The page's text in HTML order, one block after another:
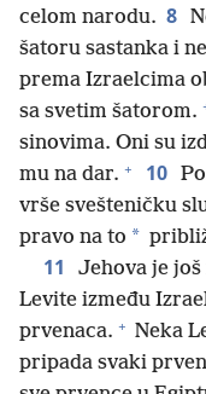
celom narodu. 8
šatoru sastanka i
prema Izraelcima
sa svetim šatorom.
sinovima. Oni su
mu na dar. + 10
vrše svešteničku
pravo na to *
11 Jehova je
Levite između
prvenaca. + Neka
pripada svaki